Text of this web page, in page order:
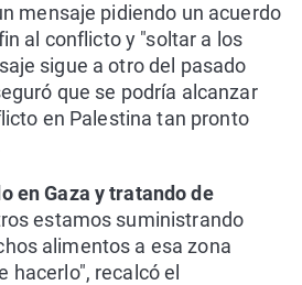
mensaje pidiendo un acuerdo
al conflicto y "soltar a los
sigue a otro del pasado
que se podría alcanzar
en Palestina tan pronto
en Gaza y tratando de
estamos suministrando
alimentos a esa zona
hacerlo", recalcó el